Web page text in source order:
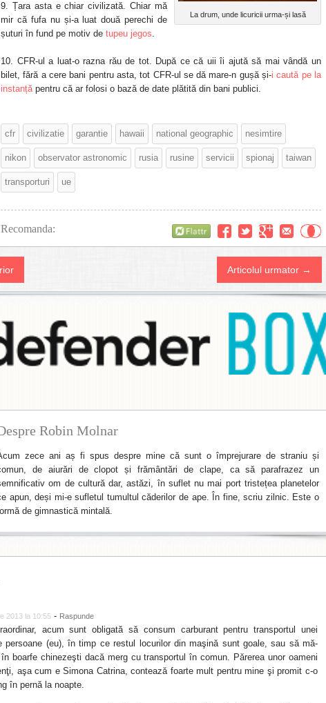
La drum, unde licuricii urma-și lasă
Țara asta e chiar civilizată. Chiar mă
mir că fufa nu și-a luat două perechi de
șuturi în fund pe motiv de tupeu jegos.
CFR-ul a luat-o razna rău de tot. După ce că uii îi ajută să mai vândă un
bilet, fără a cere bani pentru asta, tot CFR-ul se dă mare-n gușă și-i caută pe la
instanțăpentru că ar folosi o bază de date plătită din bani publici.
cfr civilizatie garantie hawaii national geographic nesimtire
nikon observator astronomic rusia rusine servicii spionaj taiwan
transporturi ue
Recomanda:
Articolul urmator →
Robin Molnar
zece ani aș fi spus despre mine că sunt o împrejurare de straniu și
de aiurări de clopot și frământări de clape, ca să parafrazez un
om de cultură dar, astăzi, în suflet nu mai port tristețea planetelor
apun, deși mi-e sufletul tumultul căderilor de ape. În fine, scriu zilnic. Este o
de gimnastică mintală.
2013 la 10:55 - Raspunde
acum sunt obligată să consum carburant pentru transportul unei
persoane (eu), în timp ce restul locurilor din maşină sunt goale, sau să mă-
boarfe chinezeşti dacă merg cu transportul în comun. Părerea unor oameni
aşa cum e Simona Catrina, contează foarte mult pentru mine şi promit c-o
în pernă la noapte.